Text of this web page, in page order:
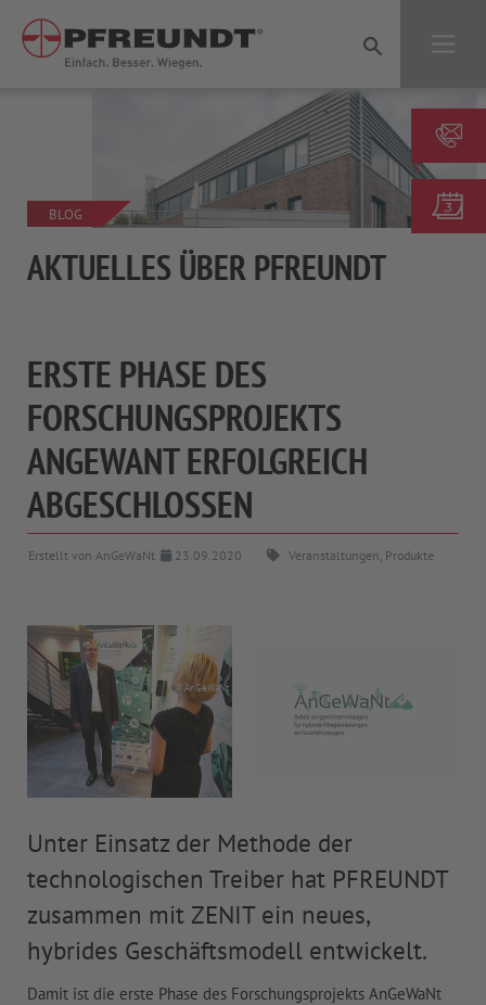
BLOG
AKTUELLES ÜBER PFREUNDT
ERSTE PHASE DES
FORSCHUNGSPROJEKTS
ANGEWANT ERFOLGREICH
ABGESCHLOSSEN
Erstellt von AnGeWaNt 23.09.2020 Veranstaltungen, Produkte
Unter Einsatz der Methode der
technologischen Treiber hat PFREUNDT
zusammen mit ZENIT ein neues,
hybrides Geschäftsmodell entwickelt.
Damit ist die erste Phase des Forschungsprojekts AnGeWaNt
© AnGeWaNt